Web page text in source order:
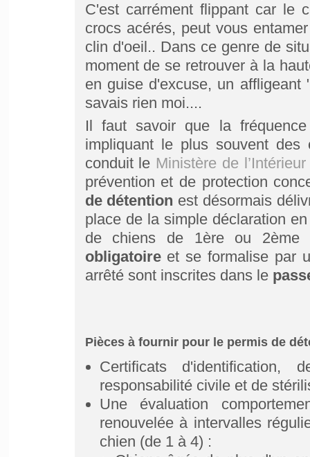
C'est carrément flippant car le
crocs acérés, peut vous
clin d'oeil.. Dans ce genre de
moment de se retrouver à la
en guise d'excuse, un affligeant
savais rien moi....
Il faut savoir que la
impliquant le plus souvent des
conduit le Ministère de l’Intérieur
prévention et de protection
de détention est désormais
place de la simple déclaration
de chiens de 1ère ou 2ème
obligatoireet se formalise par
arrêté sont inscrites dans le
Pièces à fournir pour le permis de
Certificats d'identification,
responsabilité civile et de
Une évaluation
renouvelée à intervalles
chien (de 1 à 4) :